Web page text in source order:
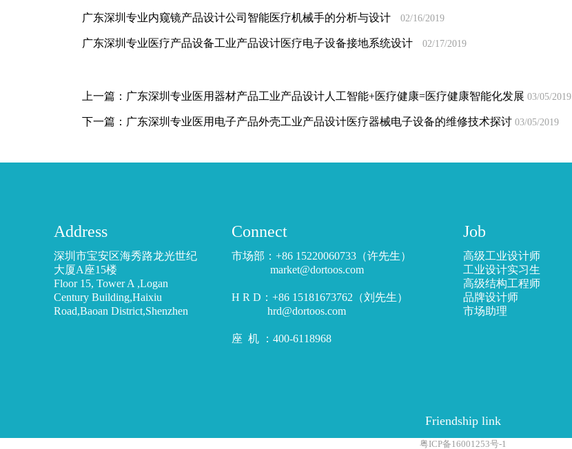
广东深圳专业内窥镜产品设计公司智能医疗机械手的分析与设计 02/16/2019
广东深圳专业医疗产品设备工业产品设计医疗电子设备接地系统设计 02/17/2019
上一篇： 广东深圳专业医用器材产品工业产品设计人工智能+医疗健康=医疗健康智能化发展 03/05/2019
下一篇： 广东深圳专业医用电子产品外壳工业产品设计医疗器械电子设备的维修技术探讨03/05/2019
Address
深圳市宝安区海秀路龙光世纪
大厦A座15楼
Floor 15, Tower A ,Logan
Century Building,Haixiu
Road,Baoan District,Shenzhen
Connect
市场部：+86 15220060733（许先生）
market@dortoos.com
H R D：+86 15181673762（刘先生）
hrd@dortoos.com
座 机 ：400-6118968
Job
高级工业设计师
工业设计实习生
高级结构工程师
品牌设计师
市场助理
Friendship link
粤ICP备16001253号-1